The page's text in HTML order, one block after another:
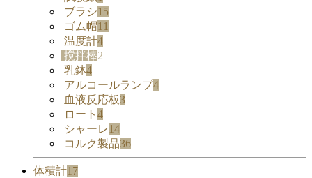
ブラシ15
ゴム帽11
温度計4
撹拌棒2
乳鉢4
アルコールランプ4
血液反応板3
ロート 4
シャーレ 14
コルク製品36
体積計17